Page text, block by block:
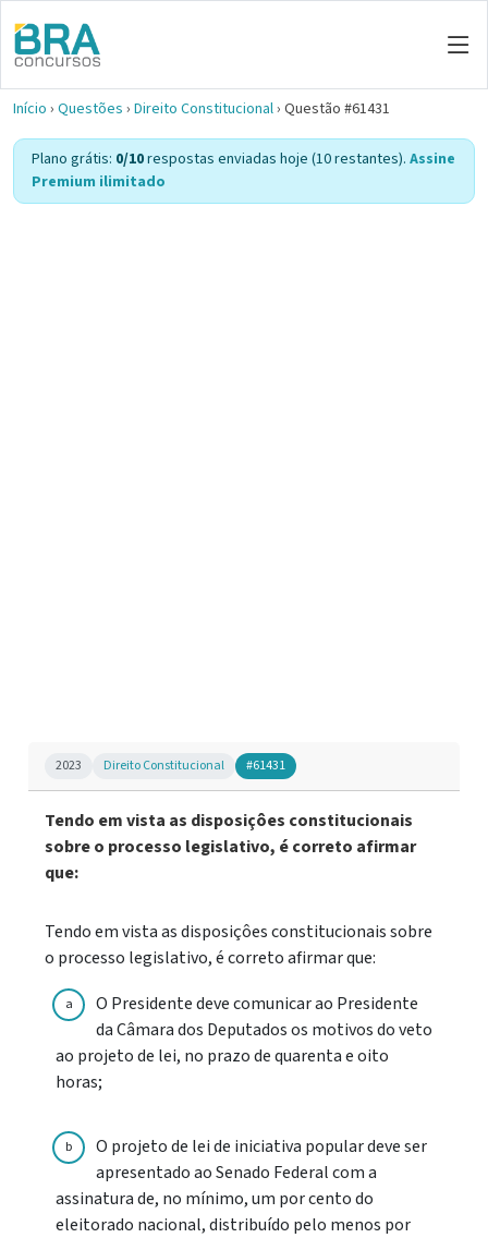
Início › Questões › Direito Constitucional› Questão #61431
Plano grátis: 0/10respostas enviadas hoje (10 restantes). Assine
Premium ilimitado
2023 Direito Constitucional #61431
Tendo em vista as disposiçôes constitucionais
sobre o processo legislativo, é correto afirmar
que:
Tendo em vista as disposiçôes constitucionais sobre
o processo legislativo, é correto afirmar que:
a
O Presidente deve comunicar ao Presidente
da Câmara dos Deputados os motivos do veto
ao projeto de lei, no prazo de quarenta e oito
horas;
b
O projeto de lei de iniciativa popular deve ser
apresentado ao Senado Federal com a
assinatura de, no mínimo, um por cento do
eleitorado nacional, distribuído pelo menos por